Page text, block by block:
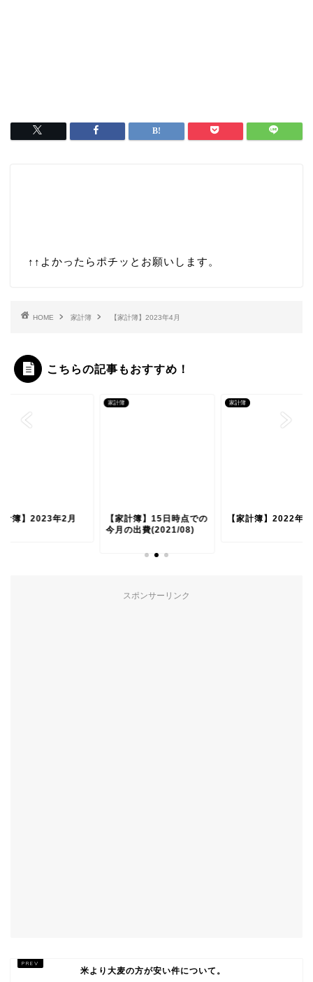
↑↑ よかったらポチッとお願いします。
HOME 家計簿 【家計簿】2023年4月
こちらの記事もおすすめ！
計簿】2023年2月
家計簿
【家計簿】15日時点での
今月の出費(2021/08)
家計簿
【家計簿】2022年
スポンサーリンク
米より大麦の方が安い件について。